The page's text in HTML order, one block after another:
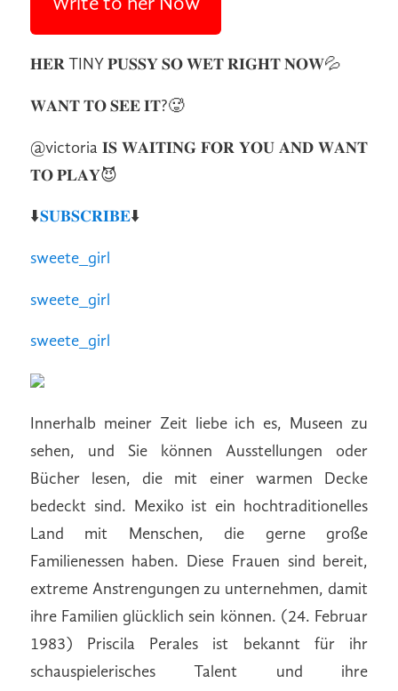
𝐇𝐄𝐑 TINY 𝐏𝐔𝐒𝐒𝐘 𝐒𝐎 𝐖𝐄𝐓 𝐑𝐈𝐆𝐇𝐓 𝐍𝐎𝐖💦
𝐖𝐀𝐍𝐓 𝐓𝐎 𝐒𝐄𝐄 𝐈𝐓?🥵
@victoria 𝐈𝐒 𝐖𝐀𝐈𝐓𝐈𝐍𝐆 𝐅𝐎𝐑 𝐘𝐎𝐔 𝐀𝐍𝐃 𝐖𝐀𝐍𝐓
𝐓𝐎 𝐏𝐋𝐀𝐘😈
⬇️𝐒𝐔𝐁𝐒𝐂𝐑𝐈𝐁𝐄⬇️
sweete_girl
sweete_girl
sweete_girl
Innerhalb meiner Zeit liebe ich es, Museen zu
sehen, und Sie können Ausstellungen oder
Bücher lesen, die mit einer warmen Decke
bedeckt sind. Mexiko ist ein hochtraditionelles
Land mit Menschen, die gerne große
Familienessen haben. Diese Frauen sind bereit,
extreme Anstrengungen zu unternehmen, damit
ihre Familien glücklich sein können. (24. Februar
1983) Priscila Perales ist bekannt für ihr
schauspielerisches Talent und ihre